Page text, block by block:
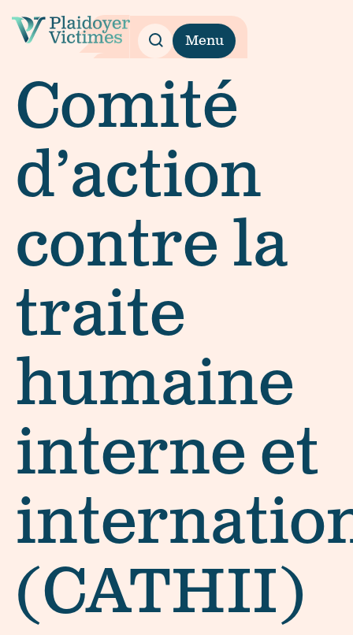
Menu
Comité
d’action
contre la
traite
humaine
interne et
(CATHII)